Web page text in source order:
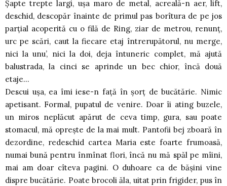
Şapte trepte largi, uşa maro de metal, acreală-n aer, lift,
deschid, descopăr înainte de primul pas borîtura de pe jos
parţial acoperită cu o filă de Ring, ziar de metrou, renunţ,
urc pe scări, caut la fiecare etaj întrerupătorul, nu merge,
nici la unu’, nici la doi, deja întuneric complet, mă ajută
balustrada, la cinci se aprinde un bec chior, încă două
etaje…
Descui uşa, ea îmi iese-n faţă în şorţ de bucătărie. Nimic
apetisant. Formal, pupatul de venire. Doar îi ating buzele,
un miros neplăcut apărut de ceva timp, gura, sau poate
stomacul, mă opreşte de la mai mult. Pantofii bej zboară în
dezordine, redeschid cartea Maria este foarte frumoasă,
numai bună pentru înmînat flori, încă nu mă spăl pe mîini,
mai am doar cîteva pagini. O duhoare ca de băşini vine
dispre bucătărie. Poate brocoli ăla, uitat prin frigider, pus în